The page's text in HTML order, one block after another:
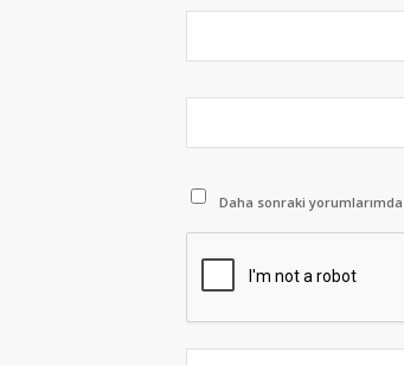
Daha sonraki